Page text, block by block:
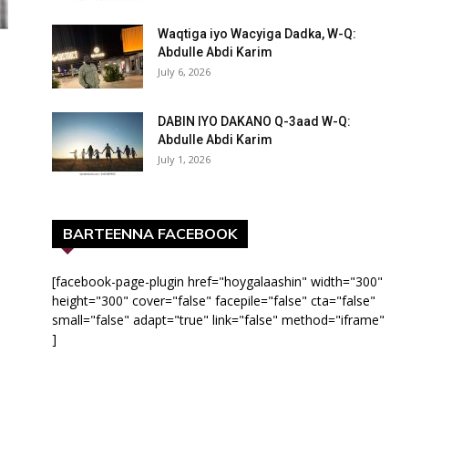
Waqtiga iyo Wacyiga Dadka, W-Q:
Abdulle Abdi Karim
July 6, 2026
DABIN IYO DAKANO Q-3aad W-Q:
Abdulle Abdi Karim
July 1, 2026
BARTEENNA FACEBOOK
[facebook-page-plugin href="hoygalaashin" width="300"
height="300" cover="false" facepile="false" cta="false"
small="false" adapt="true" link="false" method="iframe"
]